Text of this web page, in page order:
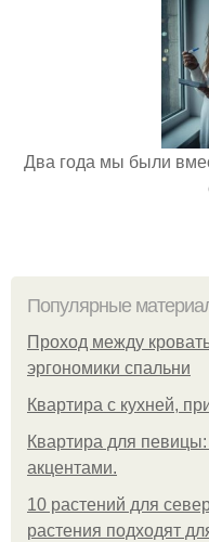
Два года мы были
Популярные
Проход между
эргономики спальни
Квартира с кухней,
Квартира для
акцентами.
10 растений для
растения подходят